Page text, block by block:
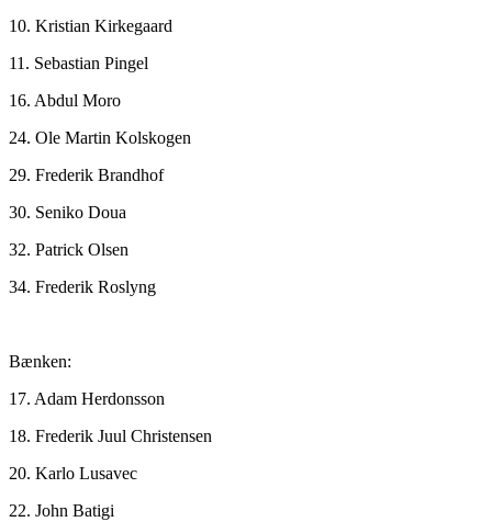
10. Kristian Kirkegaard
11. Sebastian Pingel
16. Abdul Moro
24. Ole Martin Kolskogen
29. Frederik Brandhof
30. Seniko Doua
32. Patrick Olsen
34. Frederik Roslyng
Bænken:
17. Adam Herdonsson
18. Frederik Juul Christensen
20. Karlo Lusavec
22. John Batigi